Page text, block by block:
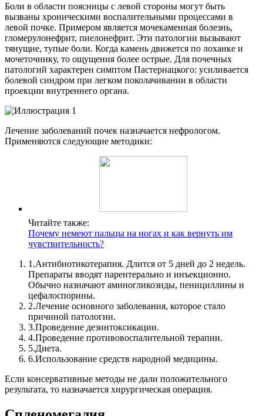
Боли в области поясницы с левой стороны могут быть
вызваны хроническими воспалительными процессами в
левой почке. Примером является мочекаменная болезнь,
гломерулонефрит, пиелонефрит. Эти патологии вызывают
тянущие, тупые боли. Когда камень движется по лоханке и
мочеточнику, то ощущения более острые. Для почечных
патологий характерен симптом Пастернацкого: усиливается
болевой синдром при легком поколачивании в области
проекции внутреннего органа.
Лечение заболеваний почек назначается нефрологом.
Применяются следующие методики:
Читайте также:
Почему немеют пальцы на ногах и как вернуть им
чувствительность?
1.Антибиотикотерапия. Длится от 5 дней до 2 недель.
Препараты вводят парентерально и инъекционно.
Обычно назначают аминогликозиды, пенициллины и
цефалоспорины.
2.Лечение основного заболевания, которое стало
причиной патологии.
3.Проведение дезинтоксикации.
4.Проведение противовоспалительной терапии.
5.Диета.
6.Использование средств народной медицины.
Если консервативные методы не дали положительного
результата, то назначается хирургическая операция.